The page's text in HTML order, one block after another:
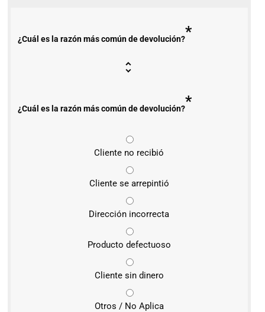
¿Cuál es la razón más común de devolución?*
¿Cuál es la razón más común de devolución?*
Cliente no recibió
Cliente se arrepintió
Dirección incorrecta
Producto defectuoso
Cliente sin dinero
Otros / No Aplica